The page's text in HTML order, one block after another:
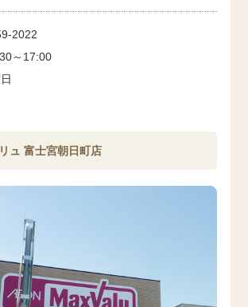
2022
～17:00
ュ 富士宮朝日町店